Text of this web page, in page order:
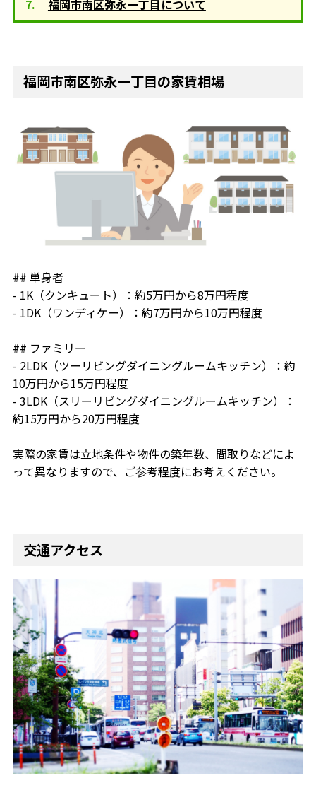
福岡市南区弥永一丁目について
福岡市南区弥永一丁目の家賃相場
## 単身者
- 1K（クンキュート）：約5万円から8万円程度
- 1DK（ワンディケー）：約7万円から10万円程度
## ファミリー
- 2LDK（ツーリビングダイニングルームキッチン）：約
10万円から15万円程度
- 3LDK（スリーリビングダイニングルームキッチン）：
約15万円から20万円程度
実際の家賃は立地条件や物件の築年数、間取りなどによ
って異なりますので、ご参考程度にお考えください。
交通アクセス